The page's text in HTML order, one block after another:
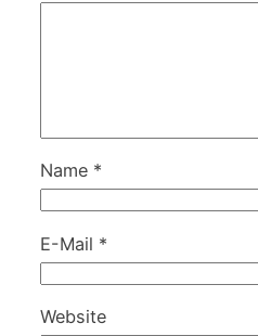
Name *
E-Mail *
Website